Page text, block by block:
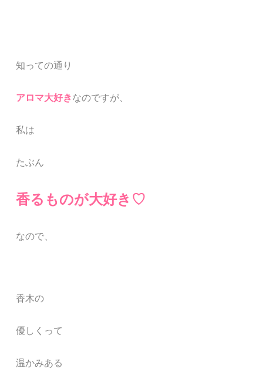
知っての通り
アロマ大好きなのですが、
私は
たぶん
香るものが大好き♡
なので、
香木の
優しくって
温かみある